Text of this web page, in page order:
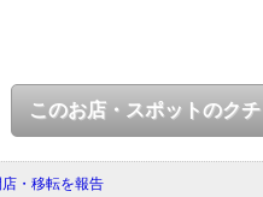
このお店・スポットのク
・移転を報告